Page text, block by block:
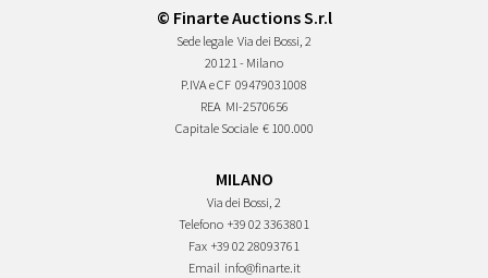
© Finarte Auctions S.r.l
Sede legale Via dei Bossi, 2
20121 - Milano
P.IVA e CF 09479031008
REA MI-2570656
Capitale Sociale € 100.000
MILANO
Via dei Bossi, 2
Telefono +39 02 3363801
Fax +39 02 28093761
Email info@finarte.it